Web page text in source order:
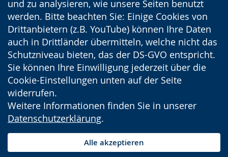
und zu analysieren, wie unsere Seiten benutzt
werden. Bitte beachten Sie: Einige Cookies von
Drittanbietern (z.B. YouTube) können Ihre Daten
auch in Drittländer übermitteln, welche nicht das
Schutzniveau bieten, das der DS-GVO entspricht.
Sie können Ihre Einwilligung jederzeit über die
Cookie-Einstellungen unten auf der Seite
widerrufen.
Weitere Informationen finden Sie in unserer
Datenschutzerklärung.
Alle akzeptieren